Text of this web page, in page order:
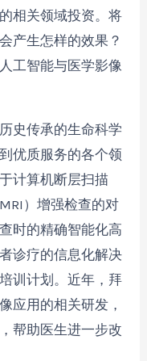
相关领域投资。将
产生怎样的效果？
工智能与医学影像
史传承的生命科学
优质服务的各个领
计算机断层扫描
）增强检查的对
时的精确智能化高
诊疗的信息化解决
训计划。近年，拜
应用的相关研发，
帮助医生进一步改